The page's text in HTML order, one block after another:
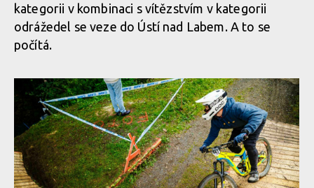
Report z Czech Downtown Series: Svatou horou nejrychleji
prolétl Leták
Report z Czech Downtown Series: Svatou horou nejrychleji
prolétl Leták
kategorii v kombinaci s vítězstvím v kategorii
odrážedel se veze do Ústí nad Labem. A to se
počítá.